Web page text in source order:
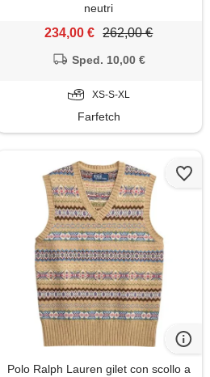
neutri
234,00 € 262,00 €
Sped. 10,00 €
XS-S-XL
Farfetch
Polo Ralph Lauren gilet con scollo a